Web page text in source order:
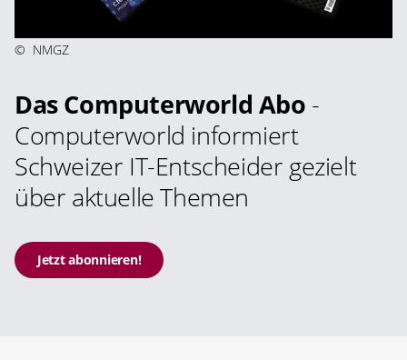
© NMGZ
Das Computerworld Abo -
Computerworld informiert
Schweizer IT-Entscheider gezielt
über aktuelle Themen
Jetzt abonnieren!